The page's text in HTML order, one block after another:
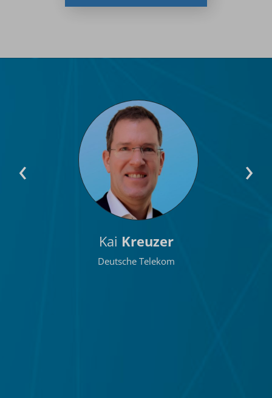
Kai Kreuzer
Deutsche Telekom
‹ ›